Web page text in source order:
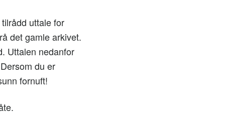
uttale for
det gamle arkivet.
Uttalen nedanfor
du er
fornuft!